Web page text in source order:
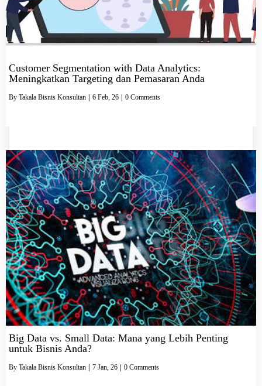
Customer Segmentation with Data Analytics:
Meningkatkan Targeting dan Pemasaran Anda
By Takala Bisnis Konsultan 6 Feb, 26 0 Comments
Big Data vs. Small Data: Mana yang Lebih Penting
untuk Bisnis Anda?
By Takala Bisnis Konsultan | 7 Jan, 26 | 0 Comments